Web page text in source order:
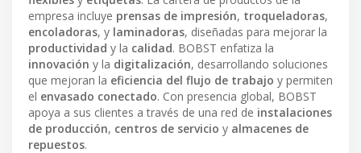
empresa incluye prensas de impresión, troqueladoras,
encoladoras, y laminadoras, diseñadas para mejorar la
productividad y la calidad. BOBST enfatiza la
innovación y la digitalización, desarrollando soluciones
que mejoran la eficiencia del flujo de trabajo y permiten
el envasado conectado. Con presencia global, BOBST
apoya a sus clientes a través de una red de instalaciones
de producción, centros de servicio y almacenes de
repuestos.